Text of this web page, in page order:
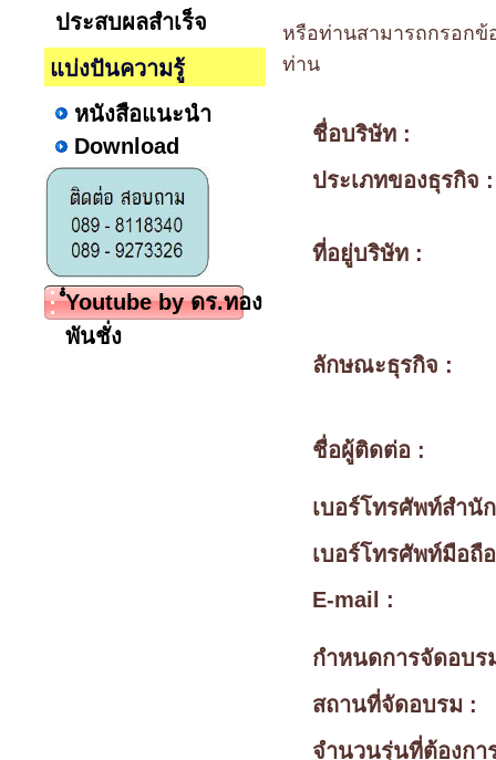
ประสบผลสำเร็จ
แบ่งปันความรู้
หนังสือแนะนำ
Download
ํํYoutube by ดร.ทอง
พันชั่ง
หรือท่านสามารถกรอกข้
ท่าน
ชื่อบริษัท :
ประเภทของธุรกิจ :
ที่อยู่บริษัท :
ลักษณะธุรกิจ :
ชื่อผู้ติดต่อ :
เบอร์โทรศัพท์สำนั
เบอร์โทรศัพท์มือถื
E-mail :
กำหนดการจัดอบ
สถานที่จัดอบรม :
จำนวนรุ่นที่ต้องกา